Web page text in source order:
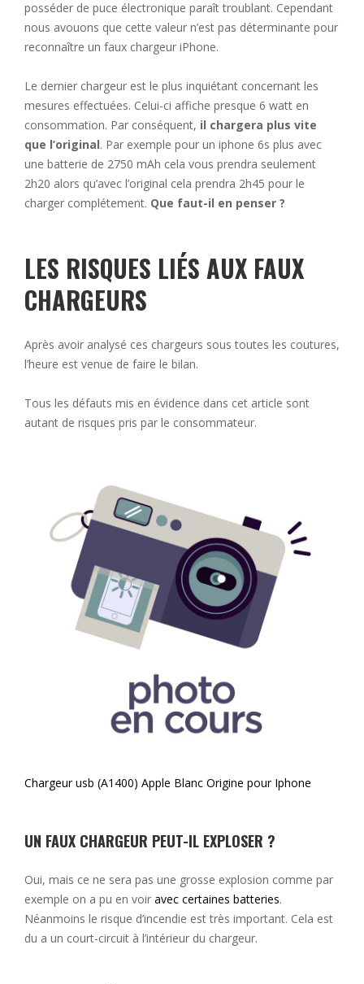
posséder de puce électronique paraît troublant. Cependant
nous avouons que cette valeur n’est pas déterminante pour
reconnaître un faux chargeur iPhone.
Le dernier chargeur est le plus inquiétant concernant les
mesures effectuées. Celui-ci affiche presque 6 watt en
consommation. Par conséquent, il chargera plus vite
que l’original. Par exemple pour un iphone 6s plus avec
une batterie de 2750 mAh cela vous prendra seulement
2h20 alors qu’avec l’original cela prendra 2h45 pour le
charger complétement. Que faut-il en penser ?
LES RISQUES LIÉS AUX FAUX
CHARGEURS
Après avoir analysé ces chargeurs sous toutes les coutures,
l’heure est venue de faire le bilan.
Tous les défauts mis en évidence dans cet article sont
autant de risques pris par le consommateur.
Chargeur usb (A1400) Apple Blanc Origine pour Iphone
UN FAUX CHARGEUR PEUT-IL EXPLOSER ?
Oui, mais ce ne sera pas une grosse explosion comme par
exemple on a pu en voir avec certaines batteries.
Néanmoins le risque d’incendie est très important. Cela est
du a un court-circuit à l’intérieur du chargeur.